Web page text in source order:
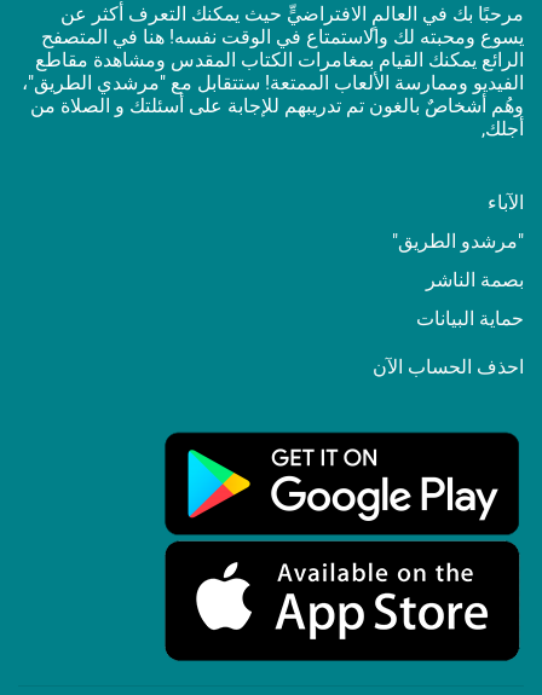
مرحبًا بك في العالمٍ الافتراضيٍّ حيث يمكنك التعرف أكثر عن
يسوع ومحبته لك والاستمتاع في الوقت نفسه! هنا في المتصفح
الرائع يمكنك القيام بمغامرات الكتاب المقدس ومشاهدة مقاطع
الفيديو وممارسة الألعاب الممتعة! ستتقابل مع "مرشدي الطريق"،
وهُم أشخاصٌ بالغون تم تدريبهم للإجابة على أسئلتك و الصلاة من
أجلك,
الآباء
"مرشدو الطريق"
بصمة الناشر
حماية البيانات
احذف الحساب الآن